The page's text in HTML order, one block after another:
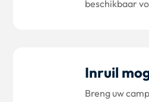
beschikbaar
Inruil
Breng uw